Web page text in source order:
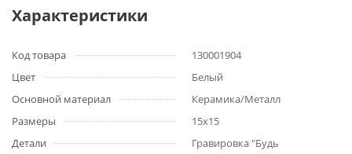
Характеристики
Код товара
130001904
Цвет
Белый
Основной материал
Керамика/Металл
Размеры
15х15
Детали
Гравировка "Будь